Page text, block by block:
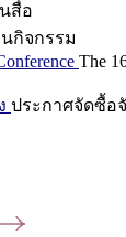
สื่อ
กิจกรรม
The
ประกาศจัดซื้อ